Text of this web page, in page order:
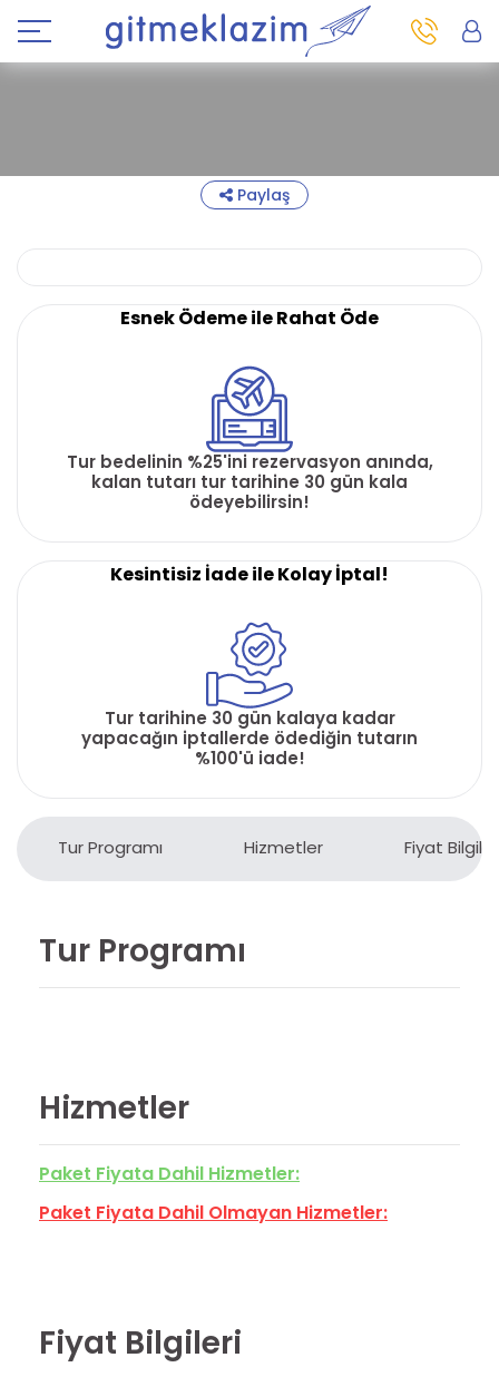
Paylaş
Esnek Ödeme ile Rahat Öde
Tur bedelinin %25'ini rezervasyon anında,
kalan tutarı tur tarihine 30 gün kala
ödeyebilirsin!
Kesintisiz İade ile Kolay İptal!
Tur tarihine 30 gün kalaya kadar
yapacağın iptallerde ödediğin tutarın
%100'ü iade!
Tur Programı Hizmetler Fiyat
Tur Programı
Hizmetler
Paket Fiyata Dahil Hizmetler:
Paket Fiyata Dahil Olmayan Hizmetler:
Fiyat Bilgileri